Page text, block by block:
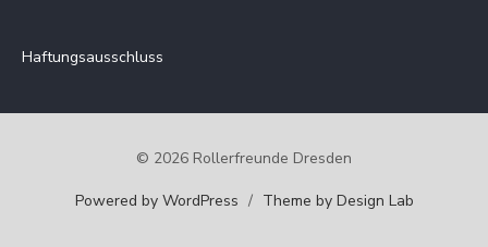
Haftungsausschluss
© 2026 Rollerfreunde Dresden
Powered by WordPress / Theme by Design Lab